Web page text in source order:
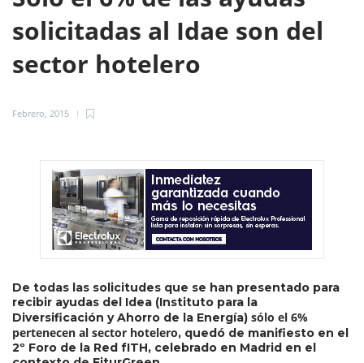
solicitadas al Idae son del
sector hotelero
Febrero, 2015
De todas las solicitudes que se han presentado para
recibir ayudas del Idea (Instituto para la
Diversificación y Ahorro de la Energía) sólo el 6%
pertenecen al sector hotelero, quedó de manifiesto en el
2º Foro de la Red fITH, celebrado en Madrid en el